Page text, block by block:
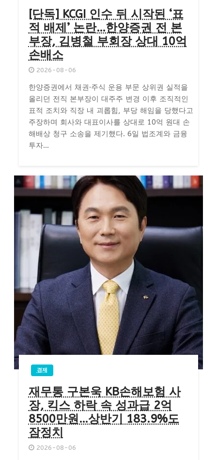
[단독] KCGI 인수 뒤 시작된 ‘표
적 배제’ 논란…한양증권 전 본
부장, 김병철 부회장 상대 10억
손배소
2026-08-06
한양증권에서 채권·주식 운용 부문 상위권 실적을
올리던 전직 본부장이 대주주 변경 이후 조직적인
표적 조치와 직장 내 괴롭힘, 부당 해임을 당했다고
주장하며 회사와 대표이사를 상대로 10억 원대 손
해배상 청구 소송을 제기했다. 6일 법조계와 금융
투자...
경제
재무통 구본욱 KB손해보험 사
장, 킥스 하락 속 성과급 2억
8500만원…상반기 183.9%도
잠정치
2026-08-06